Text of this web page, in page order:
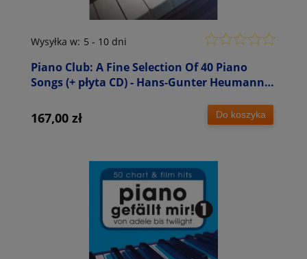
Piano Club: A Fine Selection Of 40 Piano
Songs (+ płyta CD) - Hans-Gunter Heumann -
Wysyłka w: 5 - 10 dni
167,00 zł Do koszyka